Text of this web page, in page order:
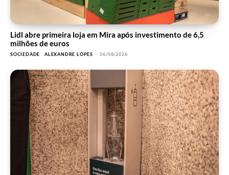
Lidl abre primeira loja em Mira após investimento de 6,5
milhões de euros
SOCIEDADE ALEXANDRE LOPES - 06/08/2026